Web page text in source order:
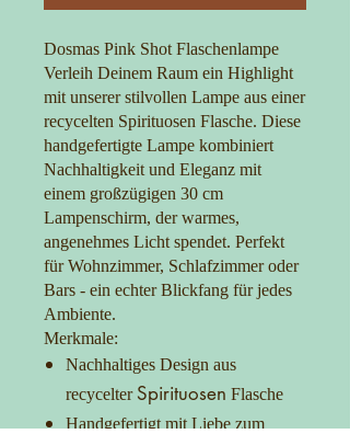
Dosmas Pink Shot Flaschenlampe
Verleih Deinem Raum ein Highlight
mit unserer stilvollen Lampe aus einer
recycelten Spirituosen Flasche. Diese
handgefertigte Lampe kombiniert
Nachhaltigkeit und Eleganz mit
einem großzügigen 30 cm
Lampenschirm, der warmes,
angenehmes Licht spendet. Perfekt
für Wohnzimmer, Schlafzimmer oder
Bars - ein echter Blickfang für jedes
Ambiente.
Merkmale:
Nachhaltiges Design aus
recycelter Spirituosen Flasche
Handgefertigt mit Liebe zum